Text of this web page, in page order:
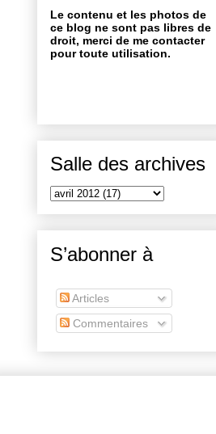
Le contenu et les photos de
ce blog ne sont pas libres de
droit, merci de me contacter
pour toute utilisation.
Salle des archives
S’abonner à
Articles
Commentaires